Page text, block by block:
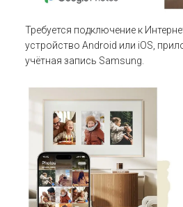
Требуется подключение к
устройство Android или iOS,
учётная запись Samsung.